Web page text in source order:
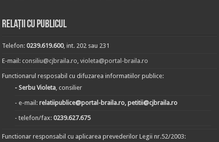
Relații cu publicul
Telefon:0239.619.600, int. 202 sau 231
E-mail:consiliu@cjbraila.ro,violeta@portal-braila.ro
Functionarul resposabil cu difuzarea informatiilor publice:
- Serbu Violeta, consilier
- e-mail:relatiipublice@portal-braila.ro, petitii@cjbraila.ro
- telefon/fax:0239.627.675
Functionar responsabil cu aplicarea prevederilor Legii nr.52/2003: